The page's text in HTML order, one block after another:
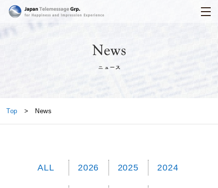
日本テレメッセージ
Top > News
ALL 2026 2025 2024